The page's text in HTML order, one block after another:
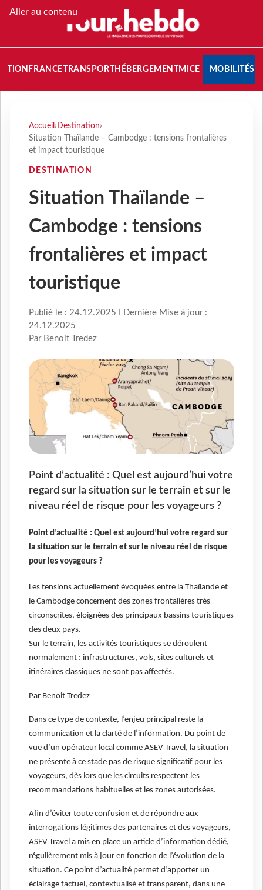
Aller au contenu
FRANCETRANSPORT HÉBERGEMENTMICE MOBILITÉS
Accueil › Destination›
Situation Thaïlande – Cambodge : tensions frontalières
et impact touristique
DESTINATION
Situation Thaïlande –
Cambodge : tensions
frontalières et impact
touristique
Publié le : 24.12.2025 I Dernière Mise à jour :
24.12.2025
Par Benoit Tredez
Point d’actualité : Quel est aujourd’hui votre
regard sur la situation sur le terrain et sur le
niveau réel de risque pour les voyageurs ?
Point d’actualité : Quel est aujourd’hui votre regard sur
la situation sur le terrain et sur le niveau réel de risque
pour les voyageurs ?
Les tensions actuellement évoquées entre la Thaïlande et
le Cambodge concernent des zones frontalières très
circonscrites, éloignées des principaux bassins touristiques
des deux pays.
Sur le terrain, les activités touristiques se déroulent
normalement : infrastructures, vols, sites culturels et
itinéraires classiques ne sont pas affectés.
Par Benoit Tredez
Dans ce type de contexte, l’enjeu principal reste la
communication et la clarté de l’information. Du point de
vue d’un opérateur local comme ASEV Travel, la situation
ne présente à ce stade pas de risque significatif pour les
voyageurs, dès lors que les circuits respectent les
recommandations habituelles et les zones autorisées.
Afin d’éviter toute confusion et de répondre aux
interrogations légitimes des partenaires et des voyageurs,
ASEV Travel a mis en place un article d’information dédié,
régulièrement mis à jour en fonction de l’évolution de la
situation. Ce point d’actualité permet d’apporter un
éclairage factuel, contextualisé et transparent, dans une